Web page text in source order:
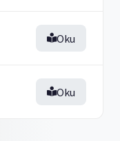
Oku
Oku